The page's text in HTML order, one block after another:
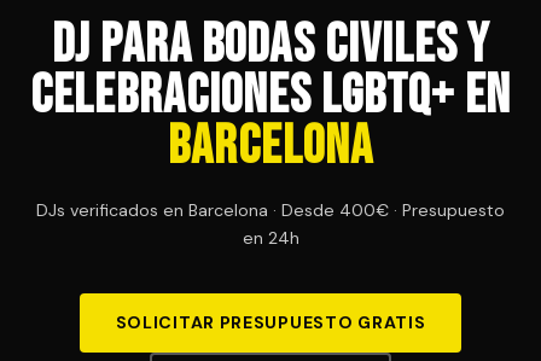
DJ para Bodas Civiles y
Celebraciones LGBTQ+ en
Barcelona
DJs verificados en Barcelona · Desde 400€ · Presupuesto
en 24h
SOLICITAR PRESUPUESTO GRATIS